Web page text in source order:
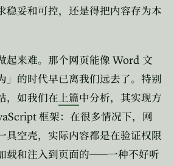
稳妥和可控，还是得把内容存为本
起来难。那个网页能像 Word 文
」的时代早已离我们远去了。特别
，如我们在 上篇中分析，其实现方
框架：在很多情况下，网
具空壳，实际内容都是在验证权限
载和注入到页面的——一种不好听